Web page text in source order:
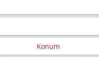
Konum